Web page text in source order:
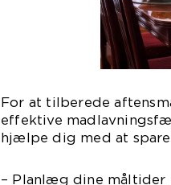
For at tilberede
effektive
hjælpe dig med at
– Planlæg dine måltider